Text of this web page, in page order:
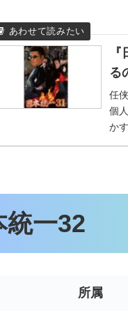
る
任
個
か
藤
統一32
所属